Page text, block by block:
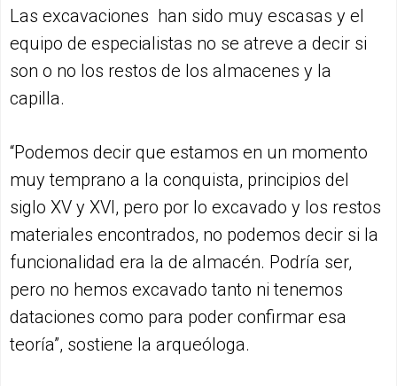
Las excavaciones han sido muy escasas y el
equipo de especialistas no se atreve a decir si
son o no los restos de los almacenes y la
capilla.
“Podemos decir que estamos en un momento
muy temprano a la conquista, principios del
siglo XV y XVI, pero por lo excavado y los restos
materiales encontrados, no podemos decir si la
funcionalidad era la de almacén. Podría ser,
pero no hemos excavado tanto ni tenemos
dataciones como para poder confirmar esa
teoría”, sostiene la arqueóloga.